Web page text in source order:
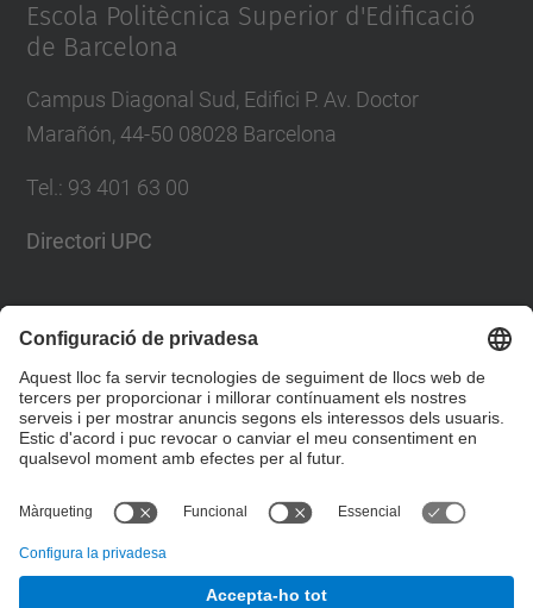
Escola Politècnica Superior d'Edificació
de Barcelona
Campus Diagonal Sud, Edifici P. Av. Doctor
Marañón, 44-50 08028 Barcelona
Tel. : 93 401 63 00
Directori UPC
Formulari de contacte
Llista Xarxes Socials